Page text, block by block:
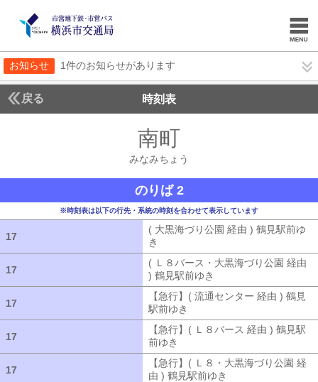
お知らせ 1件のお知らせがあります
戻る 時刻表
南町
みなみちょう
のりば 2
※時刻表は以下の行先・系統の時刻を合わせて表示しています
17
( 大黒海づり公園 経由 ) 鶴見駅前ゆ
き
17
( Ｌ８バース・大黒海づり公園 経由
) 鶴見駅前ゆき
17
【急行】( 流通センター 経由 ) 鶴見
駅前ゆき
17
【急行】( Ｌ８バース 経由 ) 鶴見駅
前ゆき
17
【急行】( Ｌ８・大黒海づり公園 経
由 ) 鶴見駅前ゆき